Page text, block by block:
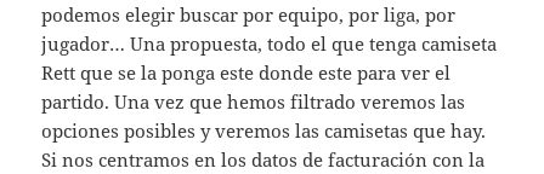
podemos elegir buscar por equipo, por liga, por
jugador… Una propuesta, todo el que tenga camiseta
Rett que se la ponga este donde este para ver el
partido. Una vez que hemos filtrado veremos las
opciones posibles y veremos las camisetas que hay.
Si nos centramos en los datos de facturación con la